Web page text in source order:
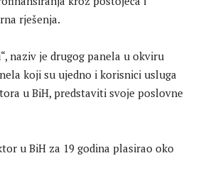
rješenja.
naziv je drugog panela u okviru
koji su ujedno i korisnici usluga
u BiH, predstaviti svoje poslovne